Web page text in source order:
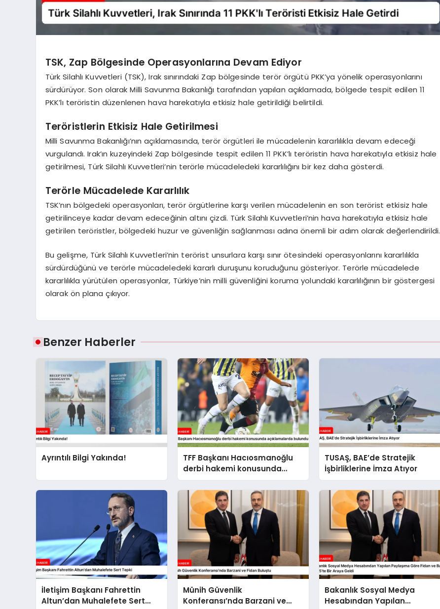
TSK, Zap Bölgesinde Operasyonlarına Devam Ediyor
Türk Silahlı Kuvvetleri (TSK), Irak sınırındaki Zap bölgesinde terör örgütü PKK’ya yönelik operasyonlarını
sürdürüyor. Son olarak Milli Savunma Bakanlığı tarafından yapılan açıklamada, bölgede tespit edilen 11
PKK’lı teröristin düzenlenen hava harekatıyla etkisiz hale getirildiği belirtildi.
Teröristlerin Etkisiz Hale Getirilmesi
Milli Savunma Bakanlığı’nın açıklamasında, terör örgütleri ile mücadelenin kararlılıkla devam edeceği
vurgulandı. Irak’ın kuzeyindeki Zap bölgesinde tespit edilen 11 PKK’lı teröristin hava harekatıyla etkisiz hale
getirilmesi, Türk Silahlı Kuvvetleri’nin terörle mücadeledeki kararlılığını bir kez daha gösterdi.
Terörle Mücadelede Kararlılık
TSK’nın bölgedeki operasyonları, terör örgütlerine karşı verilen mücadelenin en son terörist etkisiz hale
getirilinceye kadar devam edeceğinin altını çizdi. Türk Silahlı Kuvvetleri’nin hava harekatıyla etkisiz hale
getirilen teröristler, bölgedeki huzur ve güvenliğin sağlanması adına önemli bir adım olarak değerlendirildi.
Bu gelişme, Türk Silahlı Kuvvetleri’nin terörist unsurlara karşı sınır ötesindeki operasyonlarını kararlılıkla
sürdürdüğünü ve terörle mücadeledeki kararlı duruşunu koruduğunu gösteriyor. Terörle mücadelede
kararlılıkla yürütülen operasyonlar, Türkiye’nin milli güvenliğini koruma yolundaki kararlılığının bir göstergesi
olarak ön plana çıkıyor.
Benzer Haberler
Ayrıntılı Bilgi Yakında!
TFF Başkanı Hacıosmanoğlu
derbi hakemi konusunda
açıklamalarda bulundu
TUSAŞ, BAE’de Stratejik
İşbirliklerine İmza Atıyor
İletişim Başkanı Fahrettin
Altun’dan Muhalefete Sert
Münih Güvenlik
Konferansı’nda Barzani ve
Bakanlık Sosyal Medya
Hesabından Yapılan